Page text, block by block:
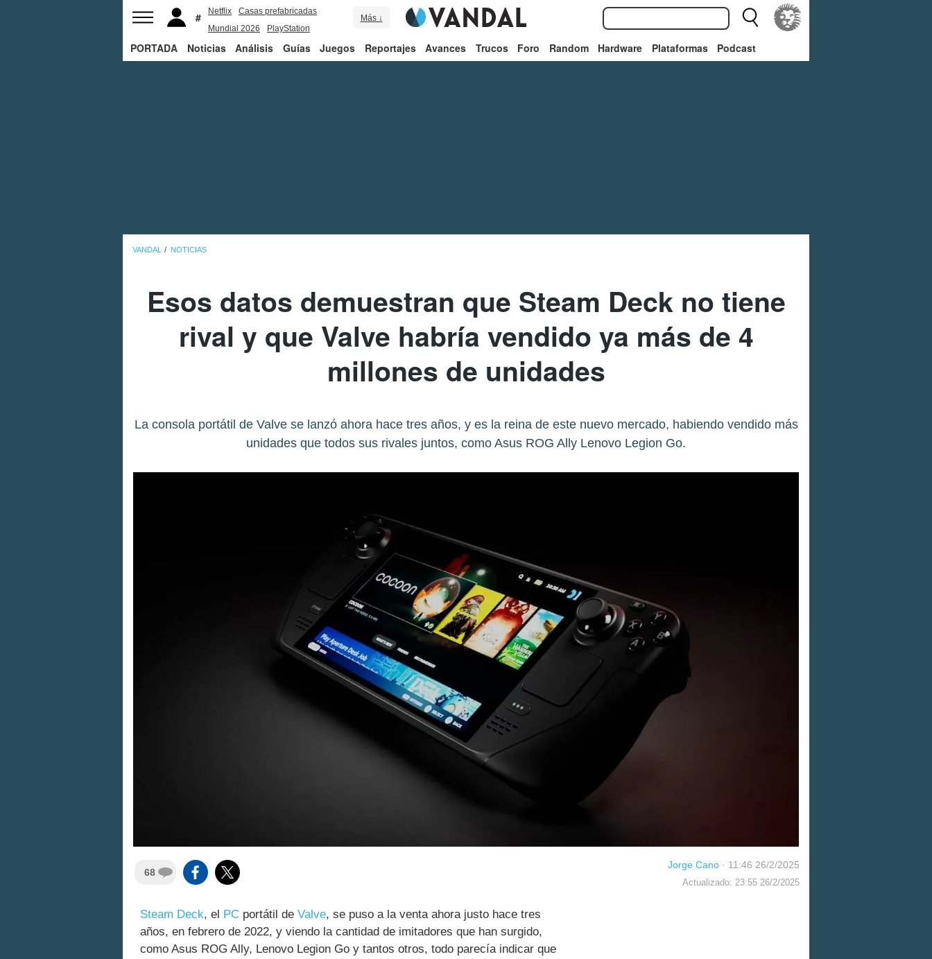
Netflix
Casas prefabricadas
Mundial 2026
PlayStation
Más ↓
PORTADA Noticias Análisis Guías Juegos Reportajes Avances Trucos Foro Random Hardware Plataformas Podcast
VANDAL NOTICIAS
Esos datos demuestran que Steam Deck no tiene
rival y que Valve habría vendido ya más de 4
millones de unidades
La consola portátil de Valve se lanzó ahora hace tres años, y es la reina de este nuevo mercado, habiendo vendido más
unidades que todos sus rivales juntos, como Asus ROG Ally Lenovo Legion Go.
68
Jorge Cano · 11:46 26/2/2025
Actualizado: 23:55 26/2/2025
Steam Deck, el PC portátil de Valve, se puso a la venta ahora justo hace tres
años, en febrero de 2022, y viendo la cantidad de imitadores que han surgido,
como Asus ROG Ally, Lenovo Legion Go y tantos otros, todo parecía indicar que